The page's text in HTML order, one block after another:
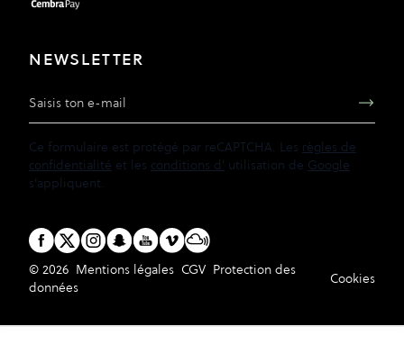
NEWSLETTER
Adresse e-mail
Ce formulaire est protégé par reCAPTCHA. Les règles de
confidentialité et les conditions d' utilisation de Google
s'appliquent.
© 2026 Mentions légales CGV Protection des
données
Cookies